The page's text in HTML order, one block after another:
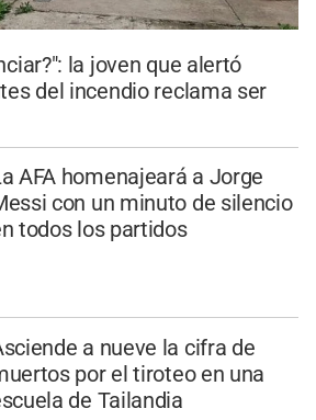
la joven que alertó
del incendio reclama ser
AFA homenajeará a Jorge
con un minuto de silencio
todos los partidos
a nueve la cifra de
por el tiroteo en una
de Tailandia